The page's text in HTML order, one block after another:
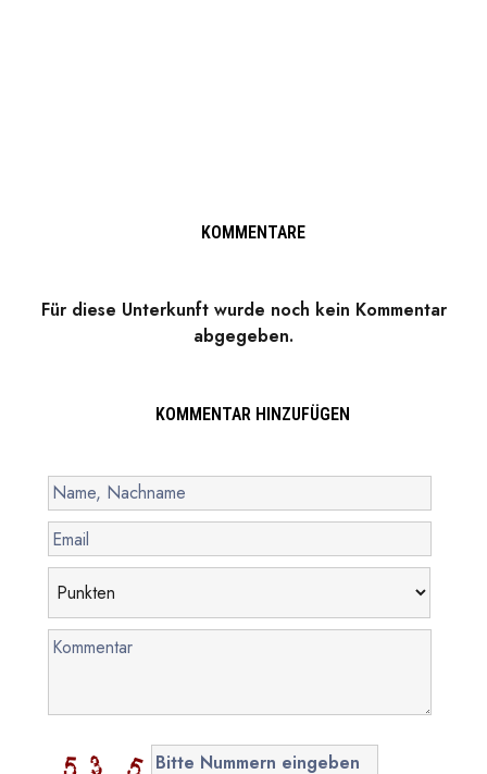
KOMMENTARE
Für diese Unterkunft wurde noch kein Kommentar
abgegeben.
KOMMENTAR HINZUFÜGEN